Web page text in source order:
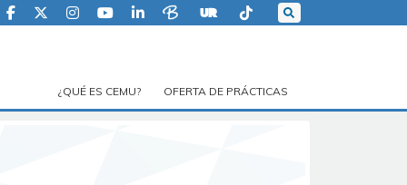
¿QUÉ ES CEMU? OFERTA DE PRÁCTICAS